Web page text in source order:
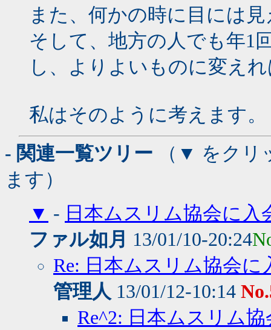
また、何かの時に目には
そして、地方の人でも年1
し、よりよいものに変え
私はそのように考えます。
- 関連一覧ツリー （▼ をクリ
ます）
▼ - 日本ムスリム協会に
ファル如月 13/01/10-20:24
Re: 日本ムスリム協会
管理人 13/01/12-10:14
Re^2: 日本ムスリム